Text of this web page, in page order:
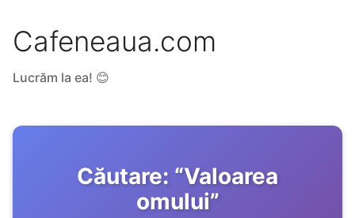
Cafeneaua.com
Lucrăm la ea! 😊
Căutare: “Valoarea
omului”